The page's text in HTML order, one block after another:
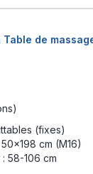
de
(fixes)
cm (M16)
58-106 cm